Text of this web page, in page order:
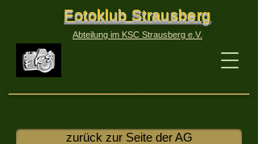
Fotoklub Strausberg
Abteilung im KSC Strausberg e.V.
zurück zur Seite der AG